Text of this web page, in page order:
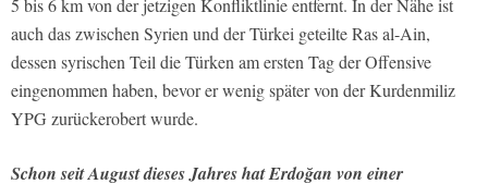
5 bis 6 km von der jetzigen Konfliktlinie entfernt. In der Nähe ist
auch das zwischen Syrien und der Türkei geteilte Ras al-Ain,
dessen syrischen Teil die Türken am ersten Tag der Offensive
eingenommen haben, bevor er wenig später von der Kurdenmiliz
YPG zurückerobert wurde.
Schon seit August dieses Jahres hat Erdoğan von einer